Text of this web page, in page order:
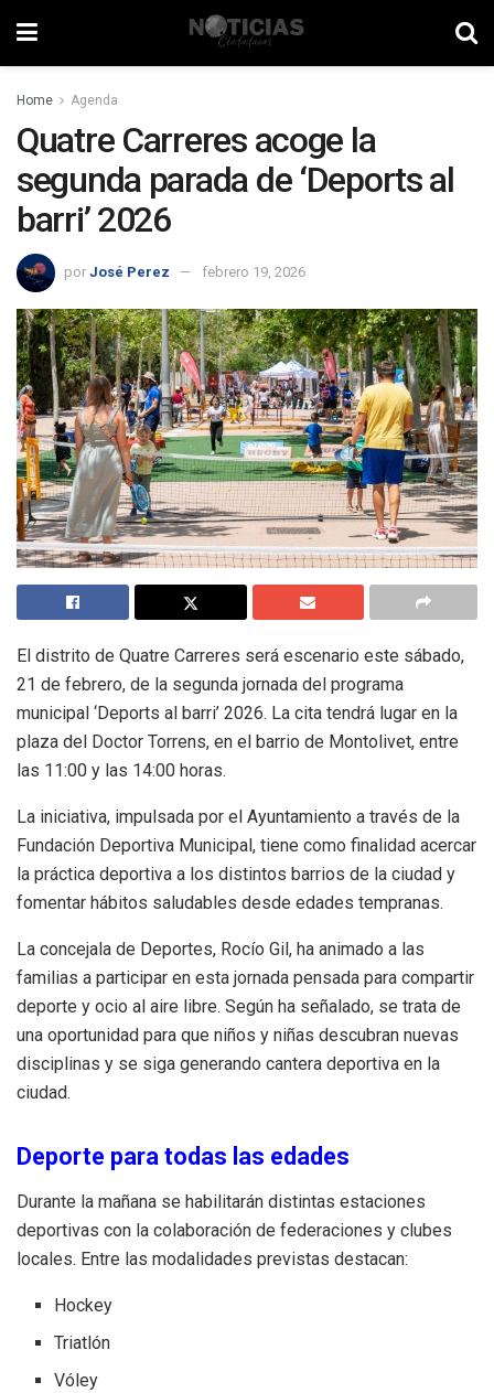
Home Agenda
Quatre Carreres acoge la
segunda parada de ‘Deports al
barri’ 2026
por José Perez febrero 19, 2026
El distrito de Quatre Carreres será escenario este sábado,
21 de febrero, de la segunda jornada del programa
municipal ‘Deports al barri’ 2026. La cita tendrá lugar en la
plaza del Doctor Torrens, en el barrio de Montolivet, entre
las 11:00 y las 14:00 horas.
La iniciativa, impulsada por el Ayuntamiento a través de la
Fundación Deportiva Municipal, tiene como finalidad acercar
la práctica deportiva a los distintos barrios de la ciudad y
fomentar hábitos saludables desde edades tempranas.
La concejala de Deportes, Rocío Gil, ha animado a las
familias a participar en esta jornada pensada para compartir
deporte y ocio al aire libre. Según ha señalado, se trata de
una oportunidad para que niños y niñas descubran nuevas
disciplinas y se siga generando cantera deportiva en la
ciudad.
Deporte para todas las edades
Durante la mañana se habilitarán distintas estaciones
deportivas con la colaboración de federaciones y clubes
locales. Entre las modalidades previstas destacan:
Hockey
Triatlón
Vóley